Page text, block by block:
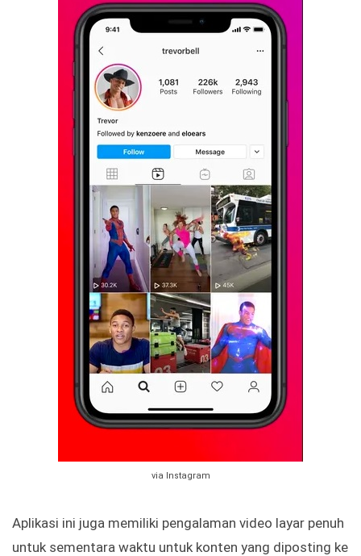
via Instagram
Aplikasi ini juga memiliki pengalaman video layar penuh
untuk sementara waktu untuk konten yang diposting ke